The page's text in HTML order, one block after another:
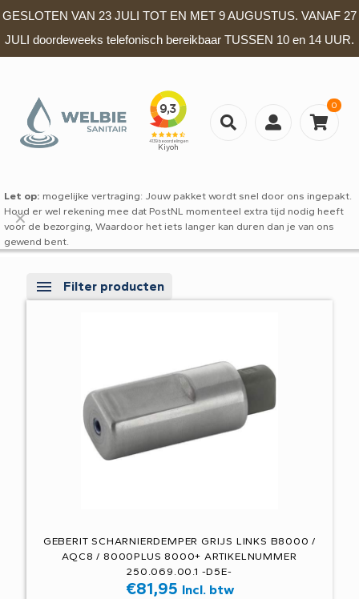
GESLOTEN VAN 23 JULI TOT EN MET 9 AUGUSTUS. VANAF 27
JULI doordeweeks telefonisch bereikbaar TUSSEN 10 en 14 UUR.
0
Let op: mogelijke vertraging: Jouw pakket wordt snel door ons ingepakt.
Houd er wel rekening mee dat PostNL momenteel extra tijd nodig heeft
voor de bezorging, Waardoor het iets langer kan duren dan je van ons
gewend bent.
✕
Filter producten
GEBERIT SCHARNIERDEMPER GRIJS LINKS B8000 /
AQC8 / 8000PLUS 8000+ ARTIKELNUMMER
250.069.00.1 -D5E-
€81,95 Incl. btw